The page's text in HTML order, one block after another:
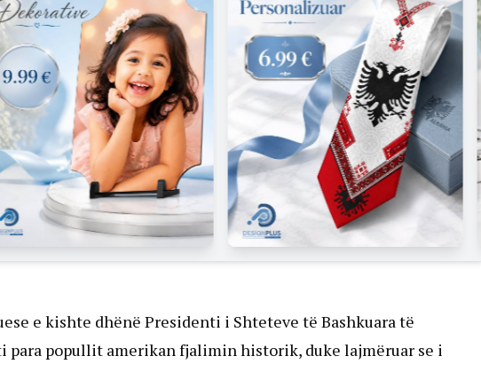
e kishte dhënë Presidenti i Shteteve të Bashkuara të
para popullit amerikan fjalimin historik, duke lajmëruar se i